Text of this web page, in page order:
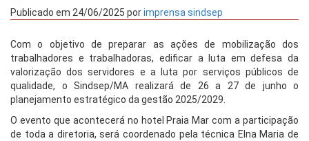
Publicado em 24/06/2025 porimprensa sindsep
Com o objetivo de preparar as ações de mobilização dos
trabalhadores e trabalhadoras, edificar a luta em defesa da
valorização dos servidores e a luta por serviços públicos de
qualidade, o Sindsep/MA realizará de 26 a 27 de junho o
planejamento estratégico da gestão 2025/2029.
O evento que acontecerá no hotel Praia Mar com a participação
de toda a diretoria, será coordenado pela técnica Elna Maria de